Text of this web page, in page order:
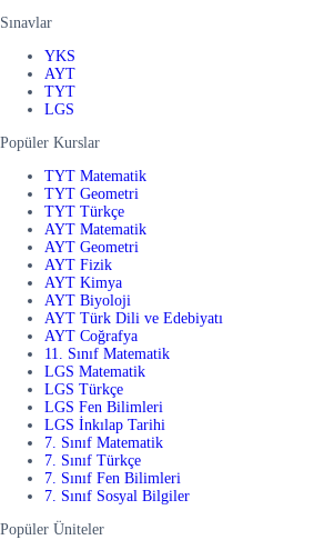
Sınavlar
YKS
AYT
TYT
LGS
Popüler Kurslar
TYT Matematik
TYT Geometri
TYT Türkçe
AYT Matematik
AYT Geometri
AYT Fizik
AYT Kimya
AYT Biyoloji
AYT Türk Dili ve Edebiyatı
AYT Coğrafya
11. Sınıf Matematik
LGS Matematik
LGS Türkçe
LGS Fen Bilimleri
LGS İnkılap Tarihi
7. Sınıf Matematik
7. Sınıf Türkçe
7. Sınıf Fen Bilimleri
7. Sınıf Sosyal Bilgiler
Popüler Üniteler